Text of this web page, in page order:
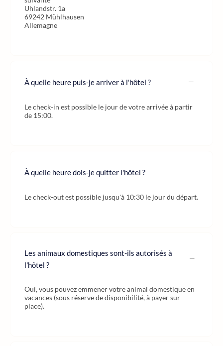
Uhlandstr. 1a
69242 Mühlhausen
Allemagne
À quelle heure puis-je arriver à l'hôtel ?
Le check-in est possible le jour de votre arrivée à partir
de 15:00.
À quelle heure dois-je quitter l'hôtel ?
Le check-out est possible jusqu'à 10:30 le jour du départ.
Les animaux domestiques sont-ils autorisés à
l'hôtel ?
Oui, vous pouvez emmener votre animal domestique en
vacances (sous réserve de disponibilité, à payer sur
place).